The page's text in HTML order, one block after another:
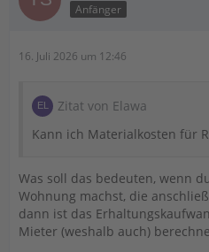
Anfänger
16. Juli 2026 um 12:46
Zitat von Elawa
Kann ich Materialkosten für
Was soll das bedeuten, wenn
Wohnung machst, die
dann ist das
Mieter (weshalb auch)